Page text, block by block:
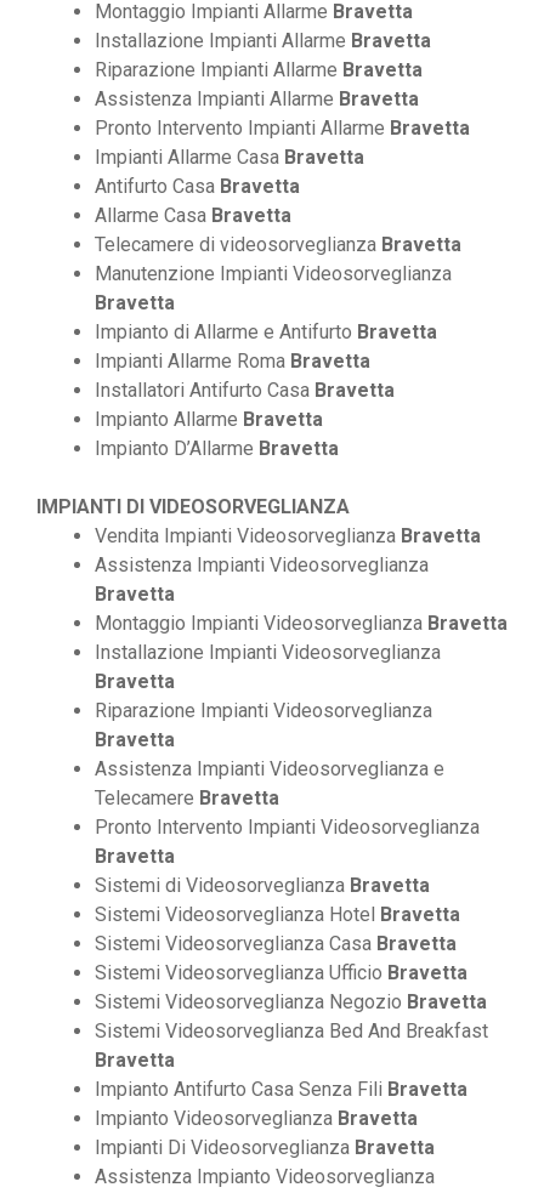
Montaggio Impianti Allarme Bravetta
Installazione Impianti Allarme Bravetta
Riparazione Impianti Allarme Bravetta
Assistenza Impianti Allarme Bravetta
Pronto Intervento Impianti Allarme Bravetta
Impianti Allarme Casa Bravetta
Antifurto Casa Bravetta
Allarme Casa Bravetta
Telecamere di videosorveglianza Bravetta
Manutenzione Impianti Videosorveglianza
Bravetta
Impianto di Allarme e Antifurto Bravetta
Impianti Allarme Roma Bravetta
Installatori Antifurto Casa Bravetta
Impianto Allarme Bravetta
Impianto D’Allarme Bravetta
IMPIANTI DI VIDEOSORVEGLIANZA
Vendita Impianti Videosorveglianza Bravetta
Assistenza Impianti Videosorveglianza
Bravetta
Montaggio Impianti Videosorveglianza Bravetta
Installazione Impianti Videosorveglianza
Bravetta
Riparazione Impianti Videosorveglianza
Bravetta
Assistenza Impianti Videosorveglianza e
Telecamere Bravetta
Pronto Intervento Impianti Videosorveglianza
Bravetta
Sistemi di Videosorveglianza Bravetta
Sistemi Videosorveglianza Hotel Bravetta
Sistemi Videosorveglianza Casa Bravetta
Sistemi Videosorveglianza Ufficio Bravetta
Sistemi Videosorveglianza Negozio Bravetta
Sistemi Videosorveglianza Bed And Breakfast
Bravetta
Impianto Antifurto Casa Senza Fili Bravetta
Impianto Videosorveglianza Bravetta
Impianti Di Videosorveglianza Bravetta
Assistenza Impianto Videosorveglianza